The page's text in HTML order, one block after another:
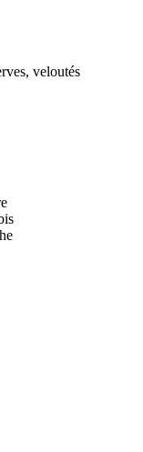
veloutés